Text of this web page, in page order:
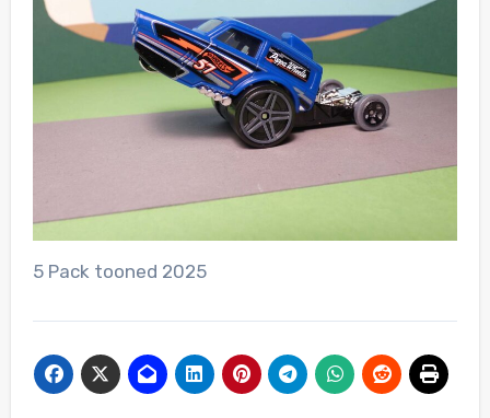
5 Pack tooned 2025